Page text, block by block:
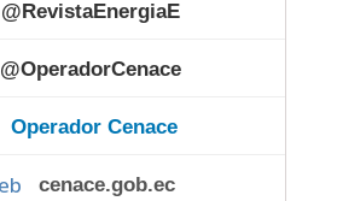
@RevistaEnergiaE
@OperadorCenace
Operador Cenace
cenace.gob.ec